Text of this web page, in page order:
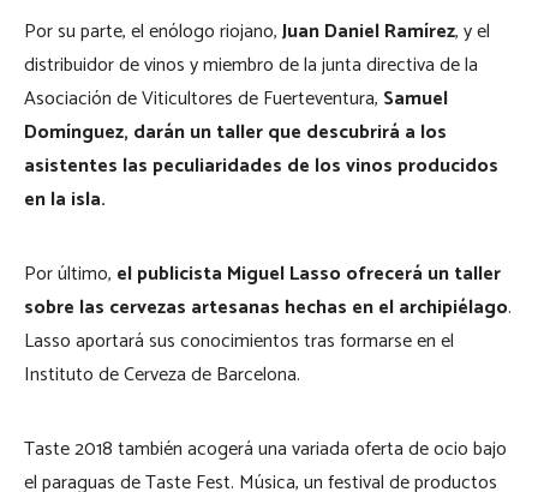
Por su parte, el enólogo riojano,Juan Daniel Ramírez, y el
distribuidor de vinos y miembro de la junta directiva de la
Asociación de Viticultores de Fuerteventura, Samuel
Domínguez, darán un taller que descubrirá a los
asistentes las peculiaridades de los vinos producidos
en la isla.
Por último, el publicista Miguel Lasso ofrecerá un taller
sobre las cervezas artesanas hechas en el archipiélago.
Lasso aportará sus conocimientos tras formarse en el
Instituto de Cerveza de Barcelona.
Taste 2018 también acogerá una variada oferta de ocio bajo
el paraguas de Taste Fest. Música, un festival de productos